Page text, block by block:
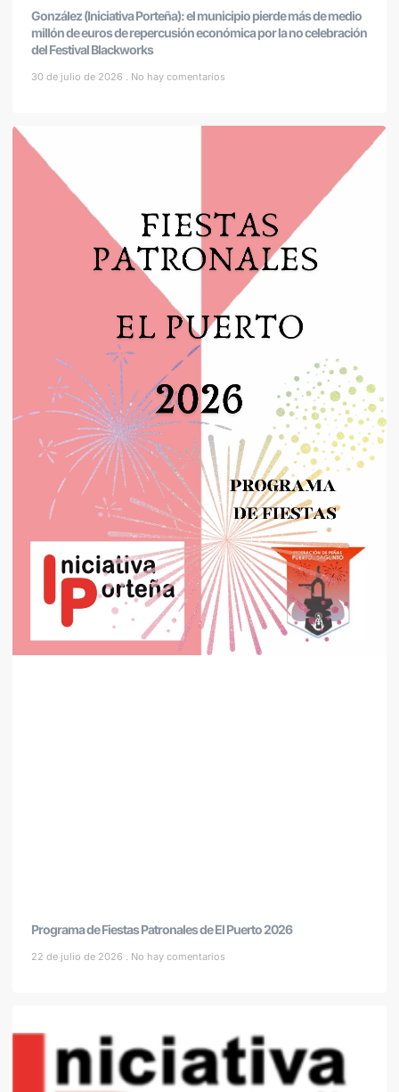
González (Iniciativa Porteña): el municipio pierde más de medio
millón de euros de repercusión económica por la no celebración
del Festival Blackworks
30 de julio de 2026 No hay comentarios
Programa de Fiestas Patronales de El Puerto 2026
22 de julio de 2026 No hay comentarios